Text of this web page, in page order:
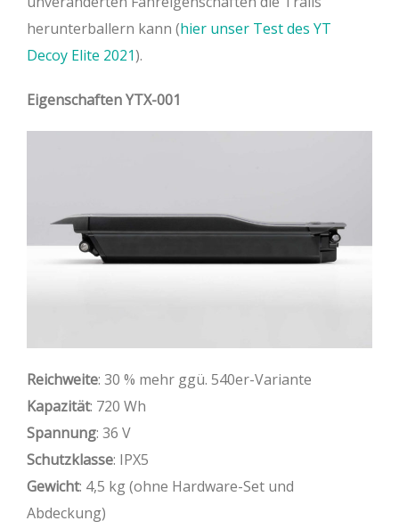
herunterballern kann (hier unser Test des YT
Decoy Elite 2021).
Eigenschaften YTX-001
Reichweite: 30 % mehr ggü. 540er-Variante
Kapazität: 720 Wh
Spannung: 36 V
Schutzklasse: IPX5
Gewicht: 4,5 kg (ohne Hardware-Set und
Abdeckung)